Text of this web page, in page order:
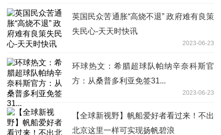
英国民众苦通胀“高烧不退” 政府难有良策
失民心-天天时快讯
2023-06-23
环球热文：希腊超球队帕纳辛奈科斯官
方：从桑普多利亚免签31...
2023-06-23
【全球新视野】帆船爱好者看过来！不出
北京这里一样可实现扬帆碧浪